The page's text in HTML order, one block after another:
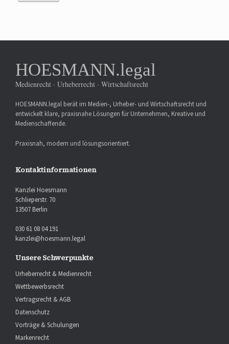
HOESMANN.legal
Medienrecht · Urheberrecht · Wirtschaftsrecht
HOESMANN.legal berät im Medien-, Urheber- und Wirtschaftsrecht und
entwickelt klare, praxisnahe Lösungen für Unternehmen, Kreative und
Medienschaffende.
Praxisnah, modern und lösungsorientiert.
Kontaktinformationen
Kanzlei Hoesmann
Schlieperstr. 70
13507 Berlin
030 61 08 04 191
kanzlei@hoesmann.legal
Unsere Schwerpunkte
Urheberrecht & Medienrecht
Wettbewerbsrecht
Vertragsrecht & AGB
Datenschutz
Vorträge & Schulungen
Markenrecht